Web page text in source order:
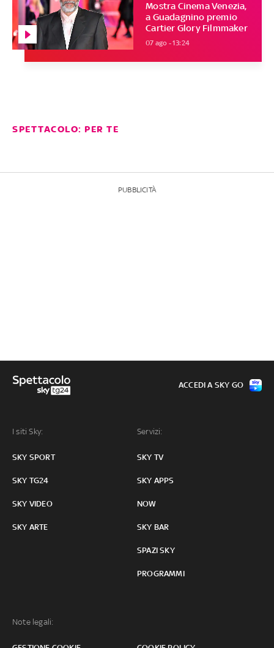
Mostra Cinema Venezia,
a Guadagnino premio
Cartier Glory Filmmaker
07 ago - 13:24
SPETTACOLO: PER TE
PUBBLICITÀ
I siti Sky:
SKY SPORT
SKY TG24
SKY VIDEO
SKY ARTE
Servizi:
SKY TV
SKY APPS
NOW
SKY BAR
SPAZI SKY
PROGRAMMI
Note legali:
ACCEDI A SKY GO